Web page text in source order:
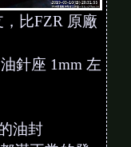
比FZR 原廠
針座 1mm 左
油封